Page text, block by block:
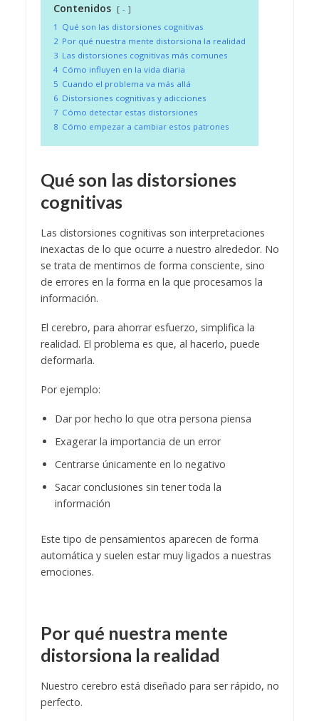
Contenidos
-
1 Qué son las distorsiones cognitivas
2 Por qué nuestra mente distorsiona la realidad
3 Las distorsiones cognitivas más comunes
4 Cómo influyen en la vida diaria
5 Cuando el problema va más allá
6 Distorsiones cognitivas y adicciones
7 Cómo detectar estas distorsiones
8 Cómo empezar a cambiar estos patrones
Qué son las distorsiones
cognitivas
Las distorsiones cognitivas son interpretaciones
inexactas de lo que ocurre a nuestro alrededor. No
se trata de mentirnos de forma consciente, sino
de errores en la forma en la que procesamos la
información.
El cerebro, para ahorrar esfuerzo, simplifica la
realidad. El problema es que, al hacerlo, puede
deformarla.
Por ejemplo:
Dar por hecho lo que otra persona piensa
Exagerar la importancia de un error
Centrarse únicamente en lo negativo
Sacar conclusiones sin tener toda la
información
Este tipo de pensamientos aparecen de forma
automática y suelen estar muy ligados a nuestras
emociones.
Por qué nuestra mente
distorsiona la realidad
Nuestro cerebro está diseñado para ser rápido, no
perfecto.